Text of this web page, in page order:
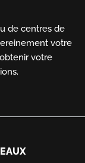
de centres de
votre
votre